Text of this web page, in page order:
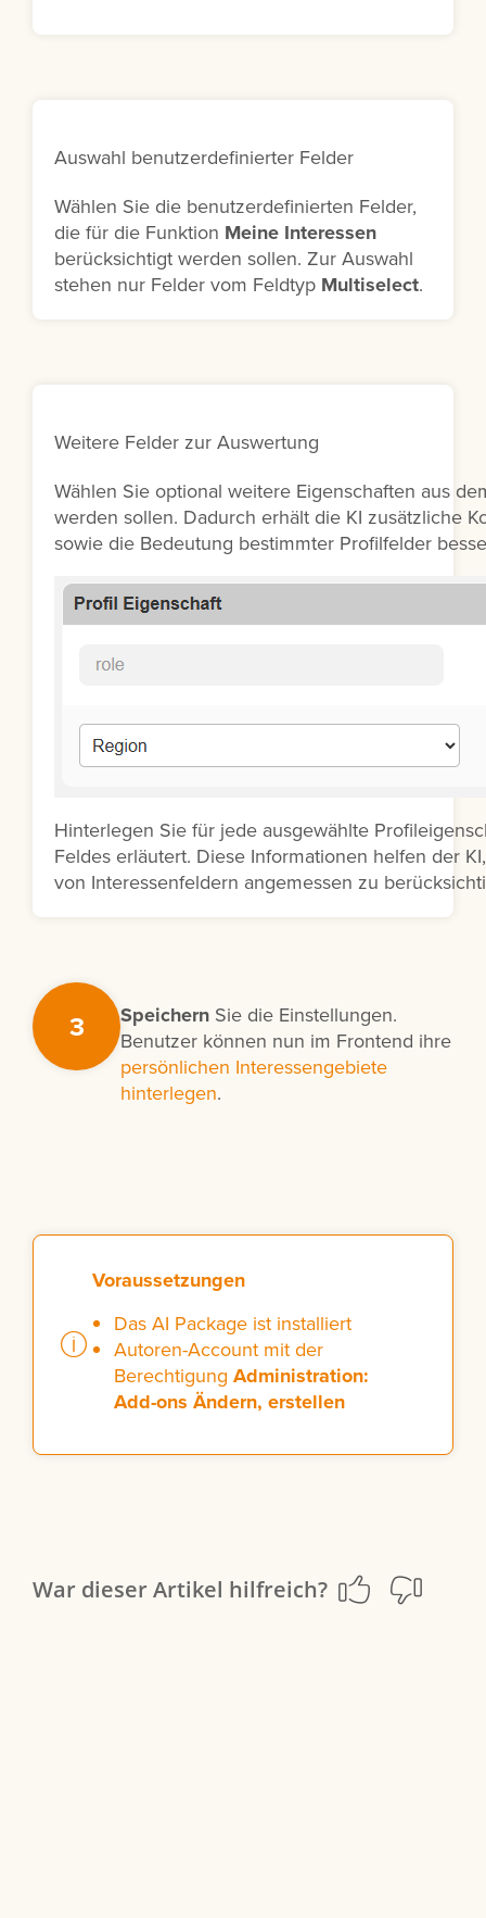
Auswahl benutzerdefinierter Felder
Wählen Sie die benutzerdefinierten Felder,
die für die Funktion Meine Interessen
berücksichtigt werden sollen. Zur Auswahl
stehen nur Felder vom Feldtyp Multiselect.
Weitere Felder zur Auswertung
Wählen Sie optional weitere Eigenschaften aus
werden sollen. Dadurch erhält die KI zusätzliche
sowie die Bedeutung bestimmter Profilfelder
Hinterlegen Sie für jede ausgewählte
Feldes erläutert. Diese Informationen helfen der
von Interessenfeldern angemessen zu
3 Speichern Sie die Einstellungen.
Benutzer können nun im Frontend ihre
persönlichen Interessengebiete
hinterlegen.
Voraussetzungen
Das AI Package ist installiert
Autoren-Account mit der
Berechtigung Administration:
Add-ons Ändern, erstellen
War dieser Artikel hilfreich?